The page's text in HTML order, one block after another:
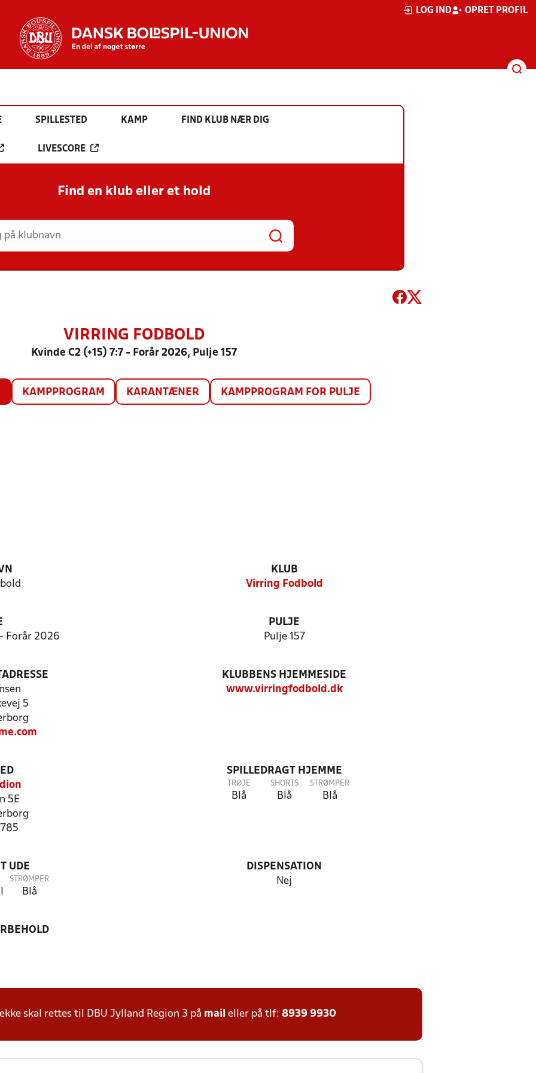
LOG IND OPRET PROFIL
SPILLESTED KAMP FIND KLUB NÆR DIG
LIVESCORE
Find en klub eller et hold
VIRRING FODBOLD
Kvinde C2 (+15) 7:7 - Forår 2026, Pulje 157
KAMPPROGRAM KARANTÆNER KAMPPROGRAM FOR PULJE
KLUB
Virring Fodbold
- Forår 2026
PULJE
Pulje 157
5
KLUBBENS HJEMMESIDE
www.virringfodbold.dk
5E
SPILLEDRAGT HJEMME
TRØJE
Blå
SHORTS
Blå
STRØMPER
Blå
UDE
STRØMPER
Blå
DISPENSATION
Nej
skal rettes til DBU Jylland Region 3 på mail eller på tlf: 8939 9930